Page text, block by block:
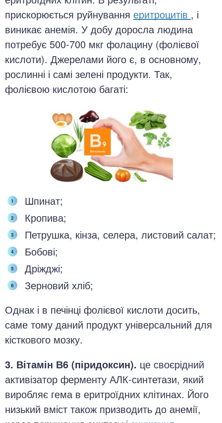
прискорюється руйнування еритроцитів , і
виникає анемія. У добу доросла людина
потребує 500-700 мкг фолацину (фолієвої
кислоти). Джерелами його є, в основному,
рослинні і самі зелені продукти. Так,
фолієвою кислотою багаті:
Шпинат;
Кропива;
Петрушка, кінза, селера, листовий салат;
Бобові;
Дріжджі;
Зерновий хліб;
Однак і в печінці фолієвої кислоти досить,
саме тому даний продукт універсальний для
кісткового мозку.
3. Вітамін В6 (піридоксин). це своєрідний
активізатор ферменту АЛК-синтетази, який
виробляє гема в еритроїдних клітинах. Його
низький вміст також призводить до анемії,